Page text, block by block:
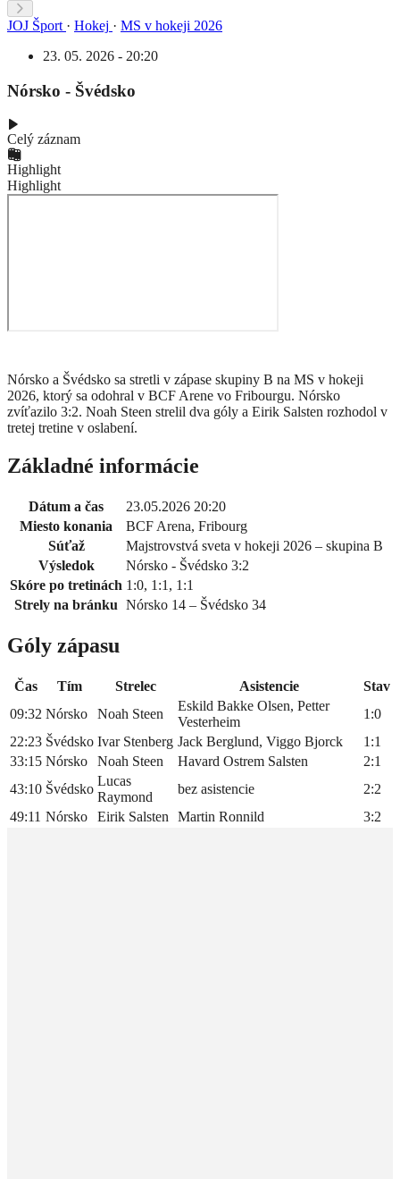
JOJ Šport · Hokej · MS v hokeji 2026
23. 05. 2026 - 20:20
Nórsko - Švédsko
Celý záznam
Highlight
Highlight
Nórsko a Švédsko sa stretli v zápase skupiny B na MS v hokeji
2026, ktorý sa odohral v BCF Arene vo Fribourgu. Nórsko
zvíťazilo 3:2. Noah Steen strelil dva góly a Eirik Salsten rozhodol v
tretej tretine v oslabení.
Základné informácie
Dátum a čas
23.05.2026 20:20
Miesto konania
BCF Arena, Fribourg
Súťaž
Majstrovstvá sveta v hokeji 2026 – skupina B
Výsledok
Nórsko - Švédsko 3:2
Skóre po tretinách 1:0, 1:1, 1:1
Strely na bránku Nórsko 14 – Švédsko 34
Góly zápasu
Čas Tím Strelec Asistencie
Stav
09:32 Nórsko Noah Steen
Eskild Bakke Olsen, Petter
Vesterheim
1:0
22:23 Švédsko Ivar Stenberg Jack Berglund, Viggo Bjorck
1:1
33:15 Nórsko Noah Steen Havard Ostrem Salsten
2:1
43:10 Švédsko
Lucas
Raymond
bez asistencie
2:2
49:11 Nórsko Eirik Salsten Martin Ronnild 3:2